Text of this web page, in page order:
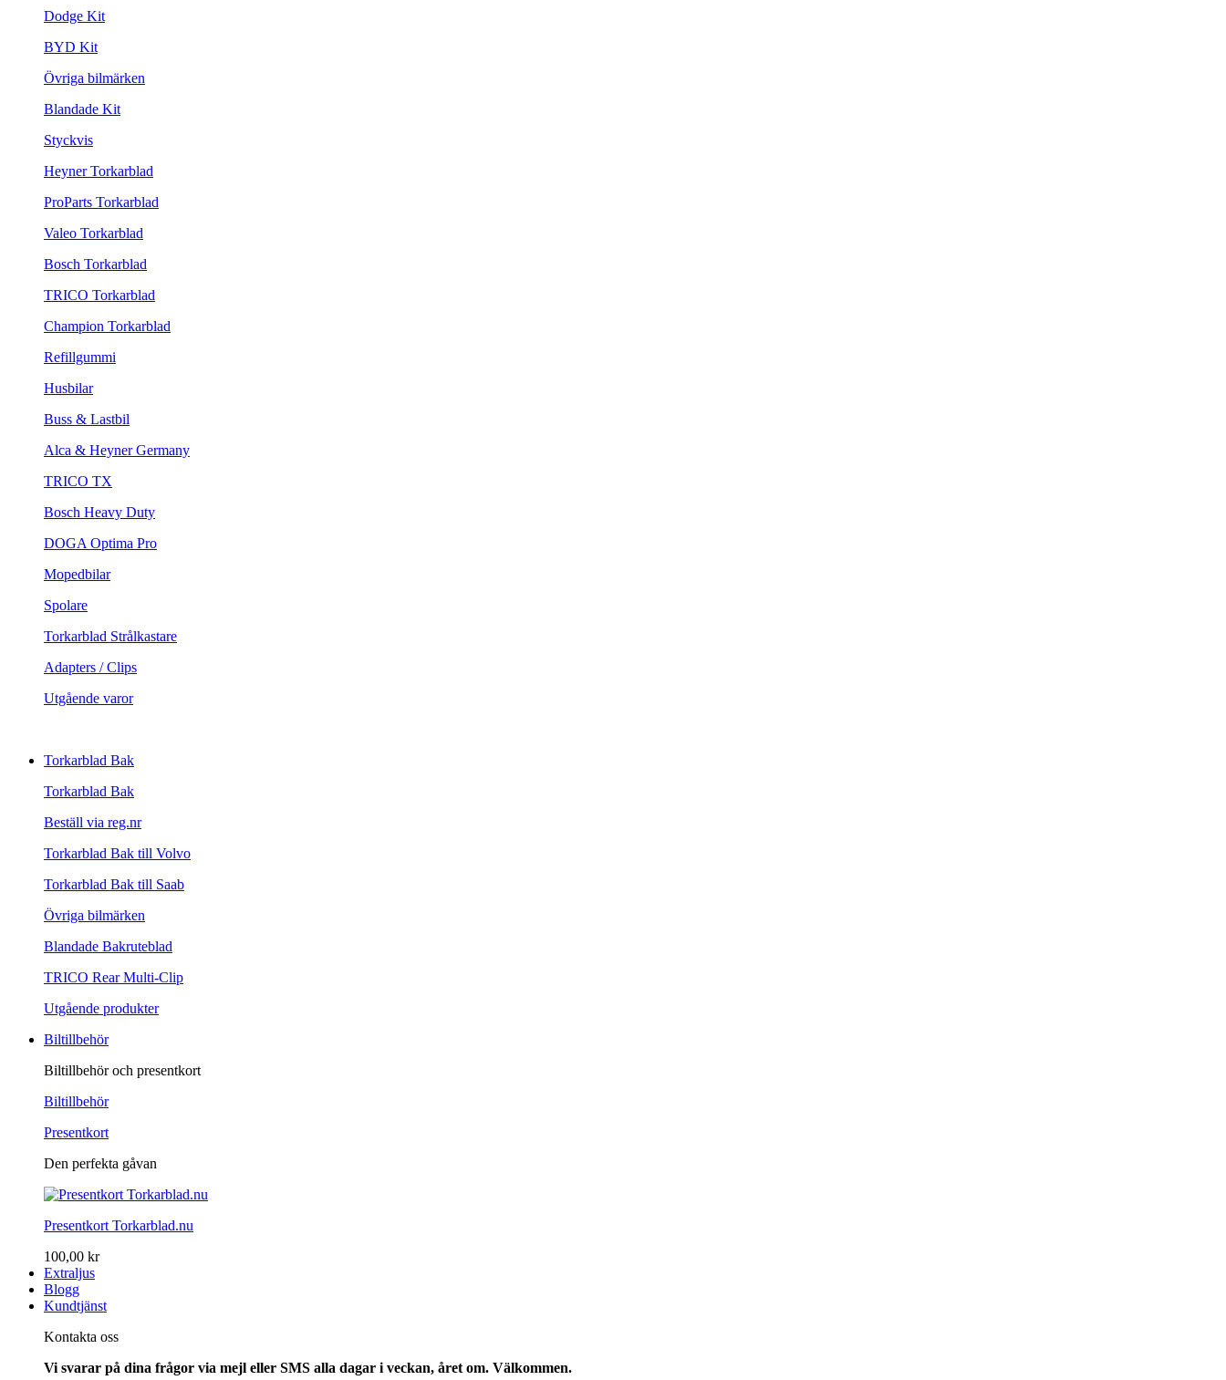
Dodge Kit
BYD Kit
Övriga bilmärken
Blandade Kit
Styckvis
Heyner Torkarblad
ProParts Torkarblad
Valeo Torkarblad
Bosch Torkarblad
TRICO Torkarblad
Champion Torkarblad
Refillgummi
Husbilar
Buss & Lastbil
Alca & Heyner Germany
TRICO TX
Bosch Heavy Duty
DOGA Optima Pro
Mopedbilar
Spolare
Torkarblad Strålkastare
Adapters / Clips
Utgående varor
Torkarblad Bak
Torkarblad Bak
Beställ via reg.nr
Torkarblad Bak till Volvo
Torkarblad Bak till Saab
Övriga bilmärken
Blandade Bakruteblad
TRICO Rear Multi-Clip
Utgående produkter
Biltillbehör
Biltillbehör och presentkort
Biltillbehör
Presentkort
Den perfekta gåvan
Presentkort Torkarblad.nu
100,00 kr
Extraljus
Blogg
Kundtjänst
Kontakta oss
Vi svarar på dina frågor via mejl eller SMS alla dagar i veckan, året om. Välkommen.